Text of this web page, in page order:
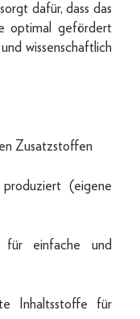
dafür, dass das
optimal gefördert
wissenschaftlich
Zusatzstoffen
(eigene
für einfache und
Inhaltsstoffe für